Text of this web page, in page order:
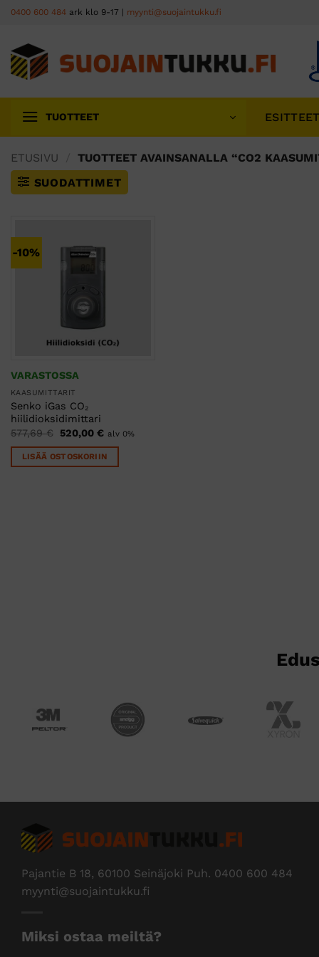
Skip
content
0400 600 484 ark klo 9-17 | myynti@suojaintukku.fi
TUOTTEET ESITTEET
ETUSIVU
TUOTTEET AVAINSANALLA “CO2
SUODATTIMET
-10%
VARASTOSSA
KAASUMITTARIT
Senko iGas CO₂
hiilidioksidimittari
577,69€
Alkuperäinen
oli:
577,69 €.
520,00€Nykyinen
on:
520,00 €.
alv 0%
LISÄÄ OSTOSKORIIN
Pajantie B 18, 60100 Seinäjoki Puh. 0400 600 484
myynti@suojaintukku.fi
Miksi ostaa meiltä?